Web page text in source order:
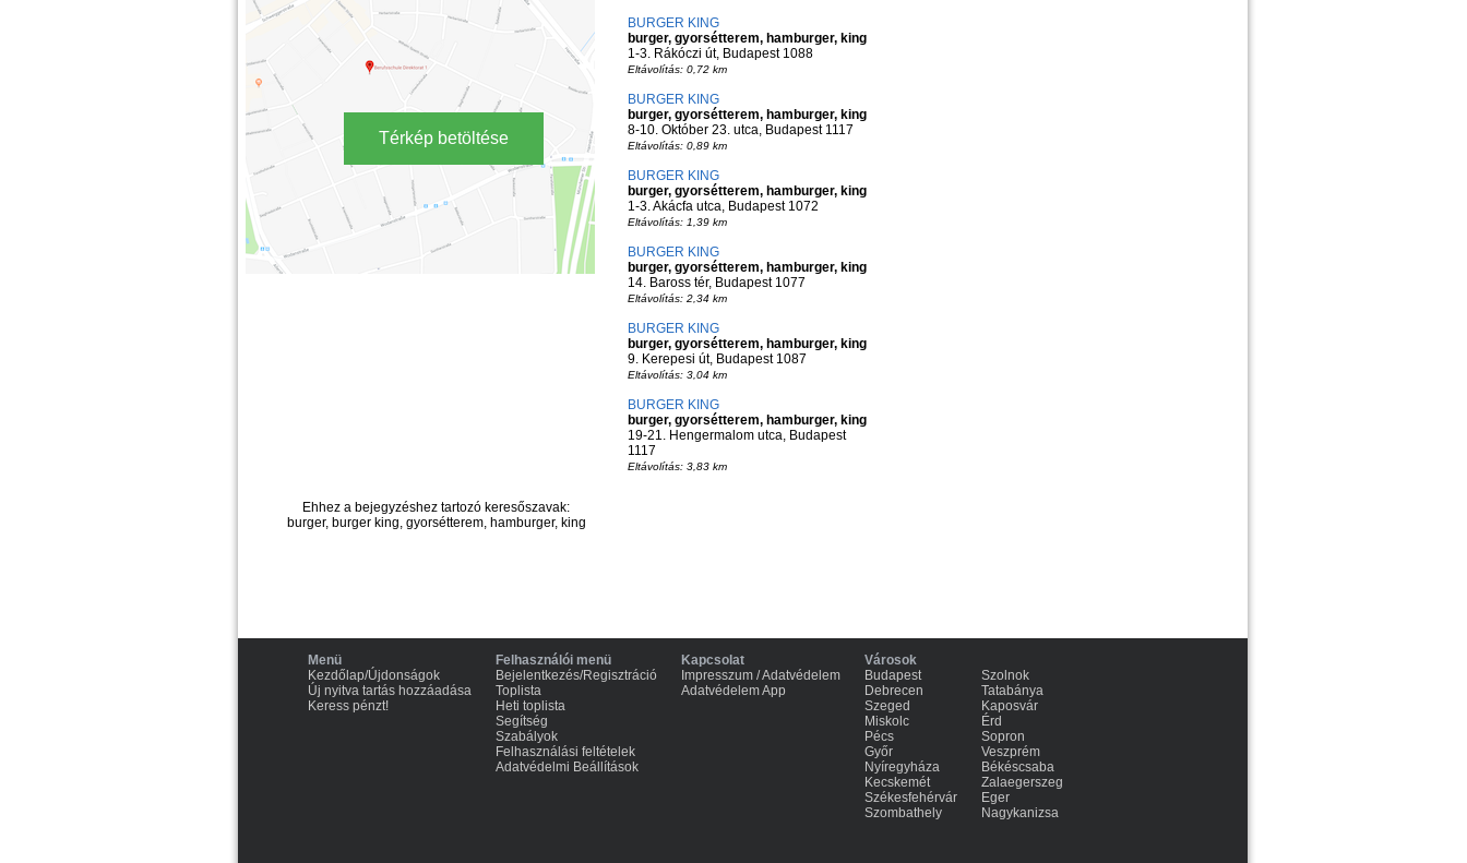
Térkép betöltése
BURGER KING
burger, gyorsétterem, hamburger, king
1-3. Rákóczi út, Budapest 1088
Eltávolítás: 0,72 km
BURGER KING
burger, gyorsétterem, hamburger, king
8-10. Október 23. utca, Budapest 1117
Eltávolítás: 0,89 km
BURGER KING
burger, gyorsétterem, hamburger, king
1-3. Akácfa utca, Budapest 1072
Eltávolítás: 1,39 km
BURGER KING
burger, gyorsétterem, hamburger, king
14. Baross tér, Budapest 1077
Eltávolítás: 2,34 km
BURGER KING
burger, gyorsétterem, hamburger, king
9. Kerepesi út, Budapest 1087
Eltávolítás: 3,04 km
BURGER KING
burger, gyorsétterem, hamburger, king
19-21. Hengermalom utca, Budapest
1117
Eltávolítás: 3,83 km
Ehhez a bejegyzéshez tartozó keresőszavak:
burger, burger king, gyorsétterem, hamburger, king
Menü
Kezdőlap/Újdonságok
Új nyitva tartás hozzáadása
Keress pénzt!
Felhasználói menü
Bejelentkezés/Regisztráció
Toplista
Heti toplista
Segítség
Szabályok
Felhasználási feltételek
Adatvédelmi Beállítások
Kapcsolat
Impresszum / Adatvédelem
Adatvédelem App
Városok
Budapest
Debrecen
Szeged
Miskolc
Pécs
Győr
Nyíregyháza
Kecskemét
Székesfehérvár
Szombathely
Szolnok
Tatabánya
Kaposvár
Érd
Sopron
Veszprém
Békéscsaba
Zalaegerszeg
Eger
Nagykanizsa